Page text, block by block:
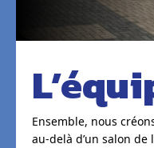
Ensemble, nous
au-delà d’un salon